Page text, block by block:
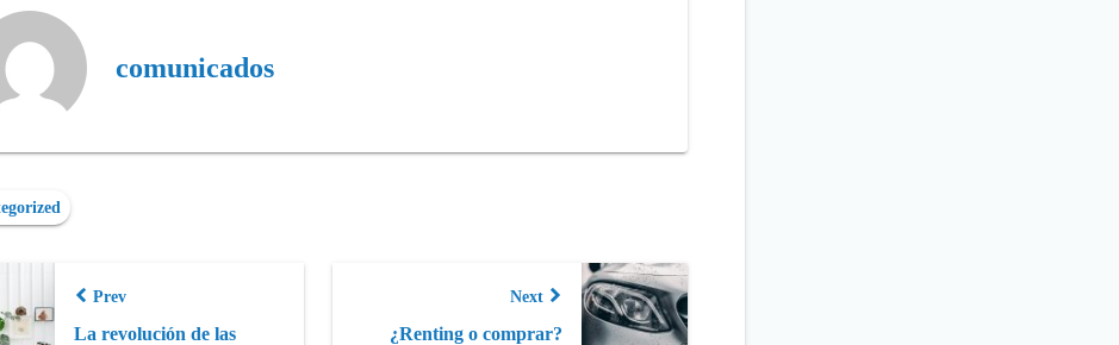
comunicados
Prev
La revolución de las
Next
¿Renting o comprar?